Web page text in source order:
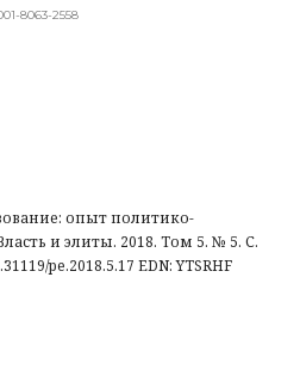
8063-2558
опыт политико-
и элиты. 2018. Том 5. № 5. С.
pe.2018.5.17 EDN: YTSRHF